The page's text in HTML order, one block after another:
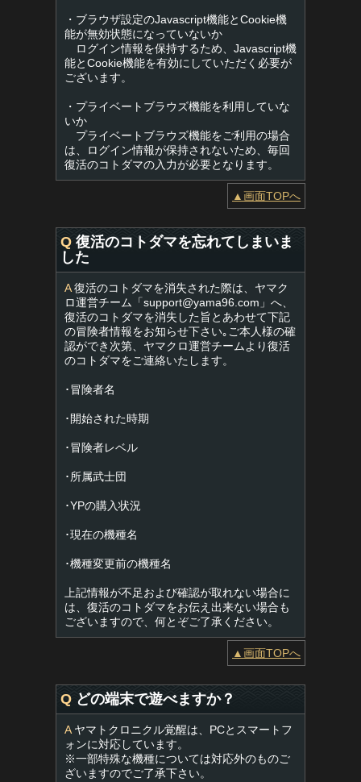
・ブラウザ設定のJavascript機能とCookie機
能が無効状態になっていないか
ログイン情報を保持するため、Javascript機
能とCookie機能を有効にしていただく必要が
ございます。
・プライベートブラウズ機能を利用していな
いか
プライベートブラウズ機能をご利用の場合
は、ログイン情報が保持されないため、毎回
復活のコトダマの入力が必要となります。
▲画面TOPへ
Q 復活のコトダマを忘れてしまいま
した
A復活のコトダマを消失された際は、ヤマク
ロ運営チーム「support@yama96.com 」へ、
復活のコトダマを消失した旨とあわせて下記
の冒険者情報をお知らせ下さい｡ご本人様の確
認ができ次第、ヤマクロ運営チームより復活
のコトダマをご連絡いたします。
･冒険者名
･開始された時期
･冒険者レベル
･所属武士団
･YPの購入状況
･現在の機種名
･機種変更前の機種名
上記情報が不足および確認が取れない場合に
は、復活のコトダマをお伝え出来ない場合も
ございますので、何とぞご了承ください。
▲画面TOPへ
Q どの端末で遊べますか？
Aヤマトクロニクル覚醒は、PCとスマートフ
ォンに対応しています。
※一部特殊な機種については対応外のものご
ざいますのでご了承下さい。